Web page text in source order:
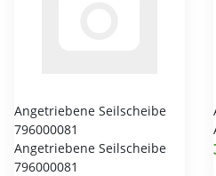
Angetriebene Seilscheibe
796000081
Angetriebene Seilscheibe
796000081